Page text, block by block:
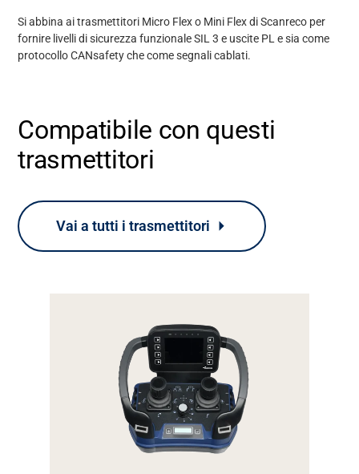
Supporto
Informazioni
Si abbina ai trasmettitori Micro Flex o Mini Flex di Scanreco per
fornire livelli di sicurezza funzionale SIL 3 e uscite PL e sia come
protocollo CANsafety che come segnali cablati.
Compatibile con questi
trasmettitori
Vai a tutti i trasmettitori